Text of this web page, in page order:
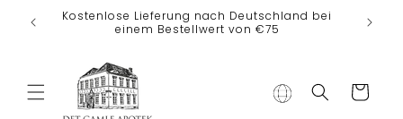
Direkt zum
Inhalt
Kostenlose Lieferung nach Deutschland bei
einem Bestellwert von €75
Warenkorb